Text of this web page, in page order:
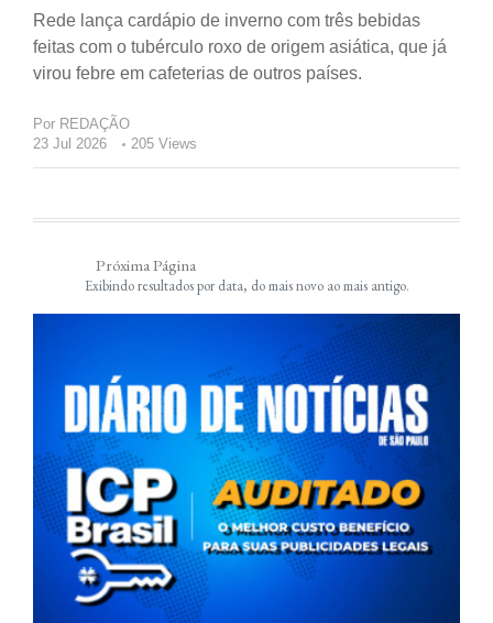
Rede lança cardápio de inverno com três bebidas
feitas com o tubérculo roxo de origem asiática, que já
virou febre em cafeterias de outros países.
Por REDAÇÃO
23 Jul 2026
205 Views
Próxima Página
Exibindo resultados por data, do mais novo ao mais antigo.